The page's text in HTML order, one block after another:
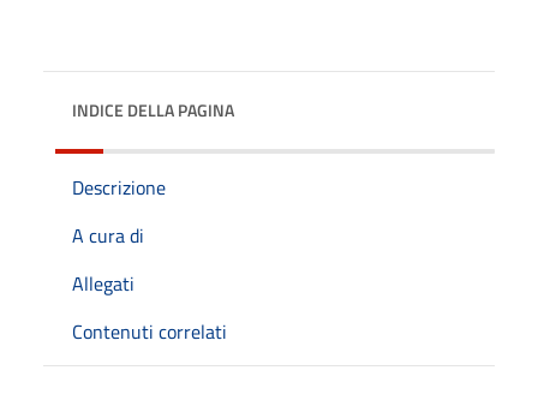
INDICE DELLA PAGINA
Descrizione
A cura di
Allegati
Contenuti correlati